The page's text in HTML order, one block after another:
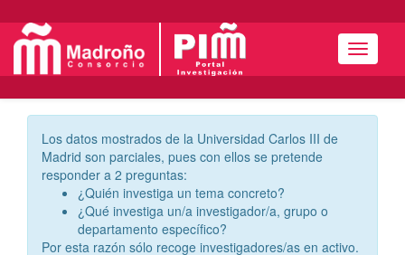
Menú
Los datos mostrados de la Universidad Carlos III de
Madrid son parciales, pues con ellos se pretende
responder a 2 preguntas:
¿Quién investiga un tema concreto?
¿Qué investiga un/a investigador/a, grupo o
departamento específico?
Por esta razón sólo recoge investigadores/as en activo.